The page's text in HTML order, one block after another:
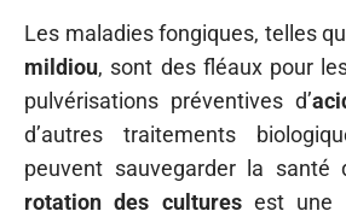
Les maladies fongiques, telles
mildiou, sont des fléaux pour
pulvérisations préventives d’
d’autres traitements
peuvent sauvegarder la santé
rotation des culturesest une